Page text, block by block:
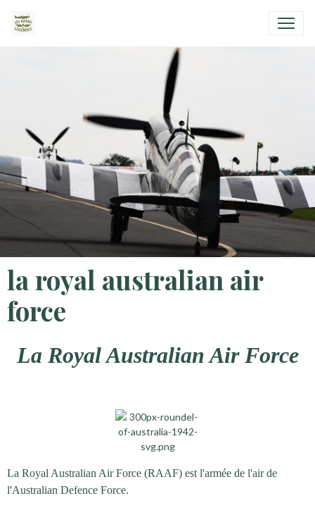
la royal australian air
force
La Royal Australian Air Force
La Royal Australian Air Force (RAAF) est l'armée de l'air de
l'Australian Defence Force.